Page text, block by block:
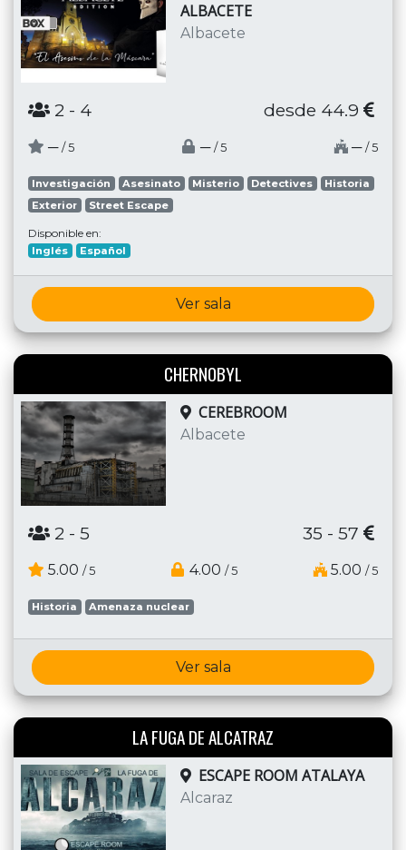
ALBACETE
Albacete
2 - 4 desde 44.9
─ / 5 ─ / 5 ─ / 5
Investigación Asesinato Misterio Detectives
Historia
Exterior
Street Escape
Disponible en:
Inglés Español
Ver sala
CHERNOBYL
CEREBROOM
Albacete
2 - 5 35 - 57
5.00 / 5 4.00 / 5 5.00 / 5
Historia Amenaza nuclear
Ver sala
LA FUGA DE ALCATRAZ
ESCAPE ROOM ATALAYA
Alcaraz